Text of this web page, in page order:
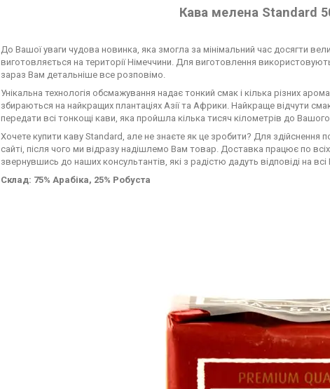
Кава мелена Standard
До Вашої уваги чудова новинка, яка змогла за мінімальний час досягти
виготовляється на території Німеччини. Для виготовлення
зараз Вам детальніше все розповімо.
Унікальна технологія обсмажування надає тонкий смак і кілька різних
збираються на найкращих плантаціях Азії та Африки. Найкраще відчути
передати всі тонкощі кави, яка пройшла кілька тисяч кілометрів до Вашого
Хочете купити каву Standard, але не знаєте як це зробити? Для
сайті, після чого ми відразу надішлемо Вам товар. Доставка працює по
звернувшись до наших консультантів, які з радістю дадуть відповіді на
Склад: 75% Арабіка, 25% Робуста